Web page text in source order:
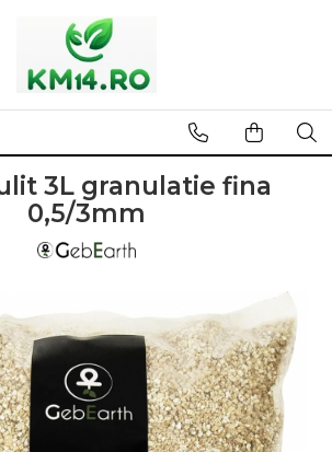
3L granulatie fina
0,5/3mm